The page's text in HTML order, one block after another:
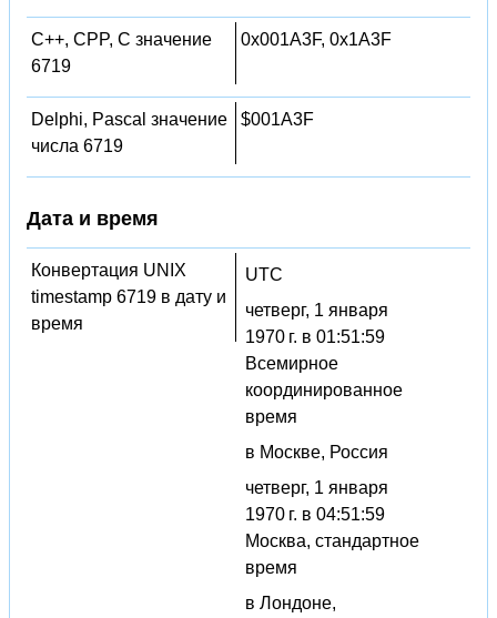
C++, CPP, C значение
6719
0x001A3F, 0x1A3F
Delphi, Pascal значение
числа 6719
$001A3F
Дата и время
Конвертация UNIX
timestamp 6719 в дату и
время
UTC
четверг, 1 января
1970 г. в 01:51:59
Всемирное
координированное
время
в Москве, Россия
четверг, 1 января
1970 г. в 04:51:59
Москва, стандартное
время
в Лондоне,